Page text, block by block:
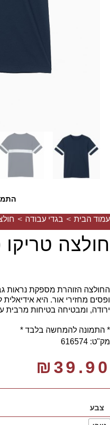
עמוד הבית > בגדי עבודה >
חולצה טריקו
החולצה הזוהרת מספקת נראות
ופסים מחזירי אור. היא
ירודה, ומבטיחה בטיחות מרבית
* התמונה להמחשה בלבד *
מק"ט: 616574
₪ 39.90
צבע